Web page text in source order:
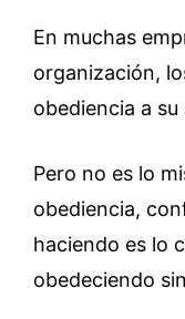
En muchas
organización,
obediencia a
Pero no es lo
obediencia,
haciendo es lo
obedeciendo